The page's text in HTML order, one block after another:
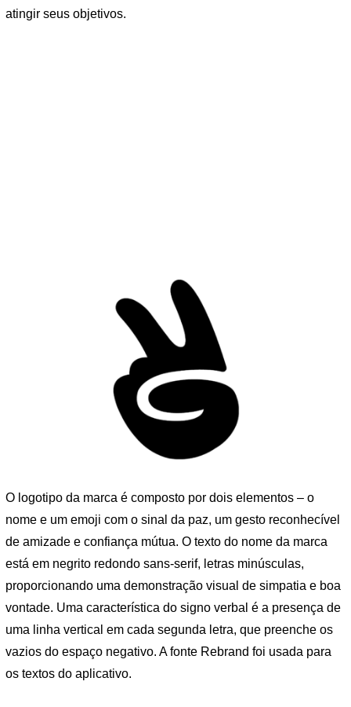
atingir seus objetivos.
O logotipo da marca é composto por dois elementos – o
nome e um emoji com o sinal da paz, um gesto reconhecível
de amizade e confiança mútua. O texto do nome da marca
está em negrito redondo sans-serif, letras minúsculas,
proporcionando uma demonstração visual de simpatia e boa
vontade. Uma característica do signo verbal é a presença de
uma linha vertical em cada segunda letra, que preenche os
vazios do espaço negativo. A fonte Rebrand foi usada para
os textos do aplicativo.